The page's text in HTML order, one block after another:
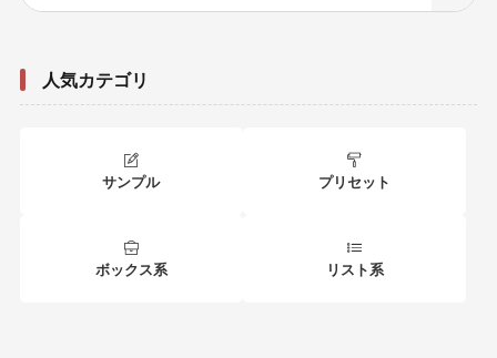
人気カテゴリ
サンプル プリセット
ボックス系 リスト系